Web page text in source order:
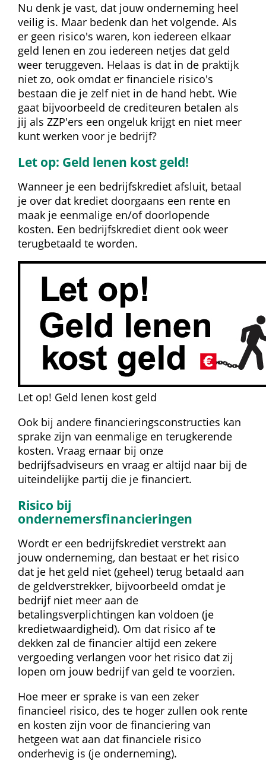
Nu denk je vast, dat jouw onderneming heel
veilig is. Maar bedenk dan het volgende. Als
er geen risico's waren, kon iedereen elkaar
geld lenen en zou iedereen netjes dat geld
weer teruggeven. Helaas is dat in de praktijk
niet zo, ook omdat er financiele risico's
bestaan die je zelf niet in de hand hebt. Wie
gaat bijvoorbeeld de crediteuren betalen als
jij als ZZP'ers een ongeluk krijgt en niet meer
kunt werken voor je bedrijf?
Let op: Geld lenen kost geld!
Wanneer je een bedrijfskrediet afsluit, betaal
je over dat krediet doorgaans een rente en
maak je eenmalige en/of doorlopende
kosten. Een bedrijfskrediet dient ook weer
terugbetaald te worden.
Let op! Geld lenen kost geld
Ook bij andere financieringsconstructies kan
sprake zijn van eenmalige en terugkerende
kosten. Vraag ernaar bij onze
bedrijfsadviseurs en vraag er altijd naar bij de
uiteindelijke partij die je financiert.
Risico bij
ondernemersfinancieringen
Wordt er een bedrijfskrediet verstrekt aan
jouw onderneming, dan bestaat er het risico
dat je het geld niet (geheel) terug betaald aan
de geldverstrekker, bijvoorbeeld omdat je
bedrijf niet meer aan de
betalingsverplichtingen kan voldoen (je
kredietwaardigheid). Om dat risico af te
dekken zal de financier altijd een zekere
vergoeding verlangen voor het risico dat zij
lopen om jouw bedrijf van geld te voorzien.
Hoe meer er sprake is van een zeker
financieel risico, des te hoger zullen ook rente
en kosten zijn voor de financiering van
hetgeen wat aan dat financiele risico
onderhevig is (je onderneming).